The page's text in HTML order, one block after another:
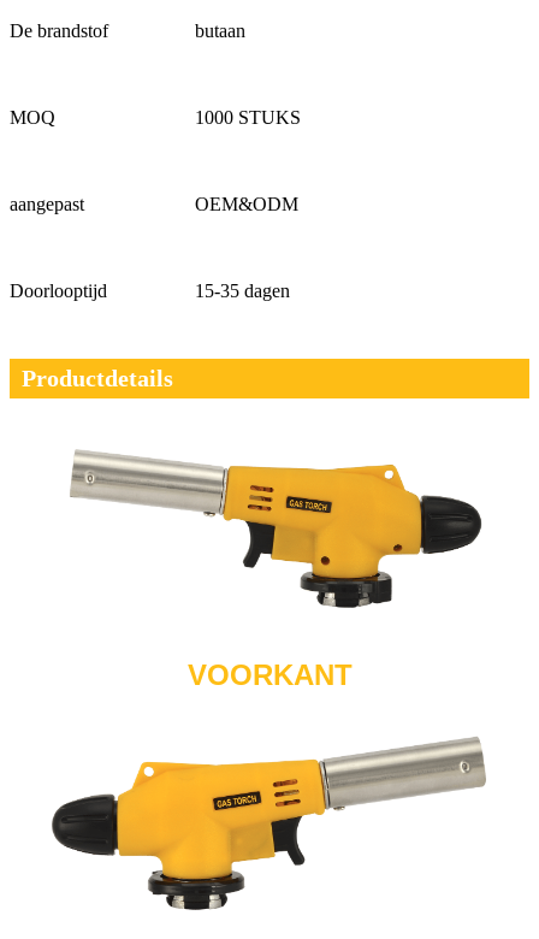
De brandstof butaan
MOQ 1000 STUKS
aangepast OEM&ODM
Doorlooptijd 15-35 dagen
Productdetails
VOORKANT